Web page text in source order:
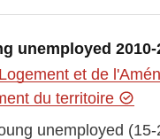
unemployed 2010-
et de
du territoire
unemployed